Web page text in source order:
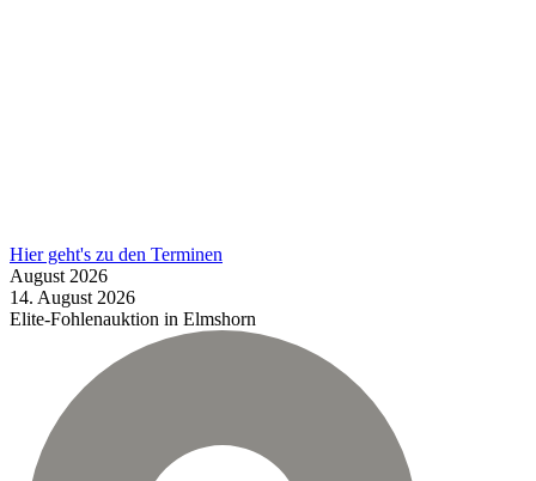
Hier geht's zu den Terminen
August 2026
14. August 2026
Elite-Fohlenauktion in Elmshorn